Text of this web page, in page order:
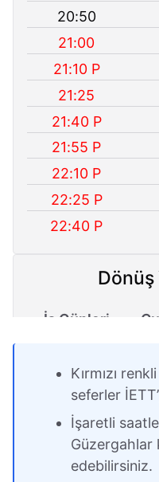
20:50
21:00
21:10 P
21:25
21:40 P
21:55 P
22:10 P
22:25 P
22:40 P
Dönüş
İş Günleri
17:00 P
Kırmızı
seferler
İşaretli
Güzergahlar
edebilirsiniz.